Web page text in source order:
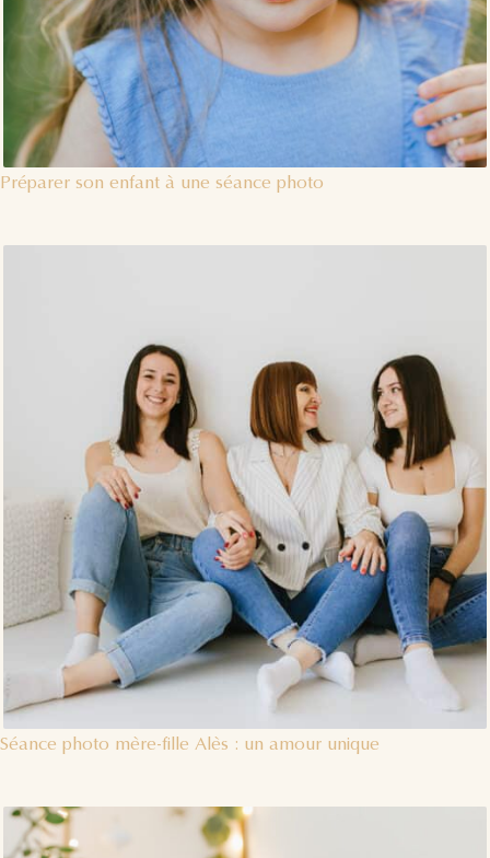
Préparer son enfant à une séance photo
Séance photo mère-fille Alès : un amour unique